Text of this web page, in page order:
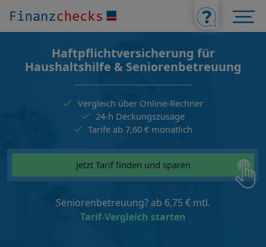
Haftpflichtversicherung für
Haushaltshilfe & Seniorenbetreuung
Vergleich über Online-Rechner
24-h Deckungszusage
Tarife ab 7,60 € monatlich
Jetzt Tarif finden und sparen
Seniorenbetreuung? ab 6,75 € mtl.
Tarif-Vergleich starten